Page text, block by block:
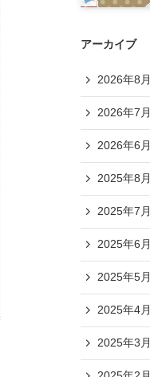
アーカイブ
2026年8月
2026年7月
2026年6月
2025年8月
2025年7月
2025年6月
2025年5月
2025年4月
2025年3月